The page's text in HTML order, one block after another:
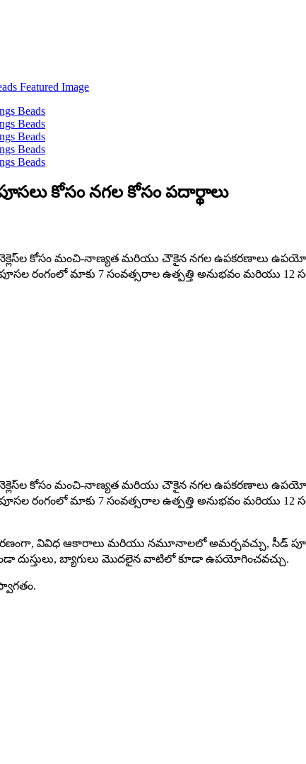
కోసం నగల కోసం పదార్థాలు
నెక్లెస్‌ల కోసం మంచి-నాణ్యత మరియు చౌకైన నగల ఉపకరణాలు
రంగంలో మాకు 7 సంవత్సరాల ఉత్పత్తి అనుభవం మరియు
నెక్లెస్‌ల కోసం మంచి-నాణ్యత మరియు చౌకైన నగల ఉపకరణాలు
రంగంలో మాకు 7 సంవత్సరాల ఉత్పత్తి అనుభవం మరియు
వివిధ ఆకారాలు మరియు నమూనాలలో అమర్చవచ్చు, సీడ్
దుస్తులు, బ్యాగులు మొదలైన వాటిలో కూడా ఉపయోగించవచ్చు.